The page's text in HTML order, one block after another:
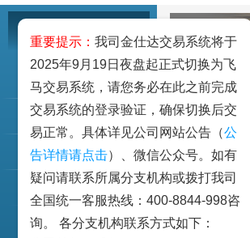
工业品
农业品
金融期货和衍生品
交易策论
· 早间要闻0817
· 隔夜持仓建议
· 早间要闻0816
· 隔夜持仓建议
重要提示： 我司金仕达交易系统将于
2025年9月19日夜盘起正式切换为飞
马交易系统，请您务必在此之前完成
交易系统的登录验证，确保切换后交
易正常。具体详见公司网站公告（公
告详情请点击）、微信公众号。如有
疑问请联系所属分支机构或拨打我司
全国统一客服热线：400-8844-998咨
询。 各分支机构联系方式如下：